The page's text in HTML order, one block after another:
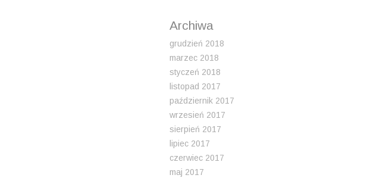
Archiwa
grudzień 2018
marzec 2018
styczeń 2018
listopad 2017
październik 2017
wrzesień 2017
sierpień 2017
lipiec 2017
czerwiec 2017
maj 2017